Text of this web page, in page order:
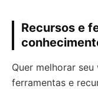
Recursos e
Quer melhorar
ferramentas e